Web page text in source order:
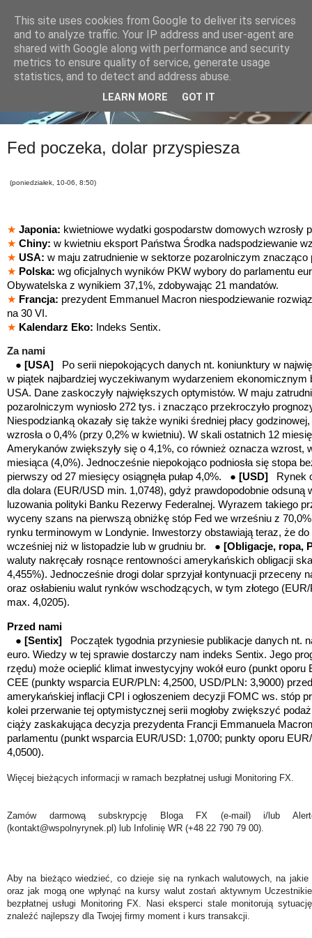
Fed poczeka, dolar przyspiesza
(poniedziałek, 10-06, 8:50)
★ Japonia: kwietniowe wydatki gospodarstw domowych wzrosły
★ Chiny: w kwietniu eksport Państwa Środka nadspodziewanie
★ USA: w maju zatrudnienie w sektorze pozarolniczym znacząco
★ Polska: wg oficjalnych wyników PKW wybory do parlamentu
Obywatelska z wynikiem 37,1%, zdobywając 21 mandatów.
★ Francja: prezydent Emmanuel Macron niespodziewanie
na 30 VI.
★ Kalendarz Eko: Indeks Sentix.
Za nami
● [USA]
Po serii niepokojących danych nt. koniunktury w
w piątek najbardziej wyczekiwanym wydarzeniem ekonomicznym
USA. Dane zaskoczyły największych optymistów. W maju
pozarolniczym wyniosło 272 tys. i znacząco przekroczyło
Niespodzianką okazały się także wyniki średniej płacy
wzrosła o 0,4% (przy 0,2% w kwietniu). W skali ostatnich 12
Amerykanów zwiększyły się o 4,1%, co również oznacza wzrost,
miesiąca (4,0%). Jednocześnie niepokojąco podniosła się stopa
pierwszy od 27 miesięcy osiągnęła pułap 4,0%. ● [USD]
Rynek
dla dolara (EUR/USD min. 1,0748), gdyż prawdopodobnie
luzowania polityki Banku Rezerwy Federalnej. Wyrazem takiego
wyceny szans na pierwszą obniżkę stóp Fed we wrześniu z
rynku terminowym w Londynie. Inwestorzy obstawiają teraz, że
wcześniej niż w listopadzie lub w grudniu br. ● [Obligacje, ropa,
waluty nakręcały rosnące rentowności amerykańskich obligacji
4,455%). Jednocześnie drogi dolar sprzyjał kontynuacji przeceny
oraz osłabieniu walut rynków wschodzących, w tym złotego
max. 4,0205).
Przed nami
● [Sentix]
Początek tygodnia przyniesie publikacje danych nt.
euro. Wiedzy w tej sprawie dostarczy nam indeks Sentix. Jego
rzędu) może ocieplić klimat inwestycyjny wokół euro (punkt oporu
CEE (punkty wsparcia EUR/PLN: 4,2500, USD/PLN: 3,9000)
amerykańskiej inflacji CPI i ogłoszeniem decyzji FOMC ws. stóp
kolei przerwanie tej optymistycznej serii mogłoby zwiększyć
ciąży zaskakująca decyzja prezydenta Francji Emmanuela
parlamentu (punkt wsparcia EUR/USD: 1,0700; punkty oporu
4,0500).
Więcej bieżących informacji w ramach bezpłatnej usługi Monitoring FX.
Zamów darmową subskrypcję Bloga FX (e-mail) i/lub
(kontakt@wspolnyrynek.pl) lub Infolinię WR (+48 22 790 79 00).
Aby na bieżąco wiedzieć, co dzieje się na rynkach walutowych, na
oraz jak mogą one wpłynąć na kursy walut zostań aktywnym
bezpłatnej usługi Monitoring FX. Nasi eksperci stale monitorują
znaleźć najlepszy dla Twojej firmy moment i kurs transakcji.
This site uses cookies from Google to deliver its services
and to analyze traffic. Your IP address and user-agent are
shared with Google along with performance and security
metrics to ensure quality of service, generate usage
statistics, and to detect and address abuse.
LEARN MORE GOT IT